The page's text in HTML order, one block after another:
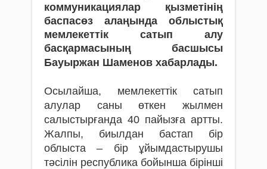
коммуникациялар қызметінің
баспасөз алаңында облыстық
мемлекеттік сатып алу
басқармасының басшысы
Бауыржан Шаменов хабарлады.
Осылайша, мемлекеттік сатып
алулар саны өткен жылмен
салыстырғанда 40 пайызға артты.
Жалпы, биылдан бастап бір
облыста – бір ұйымдастырушы
тәсілін республика бойынша бірінші